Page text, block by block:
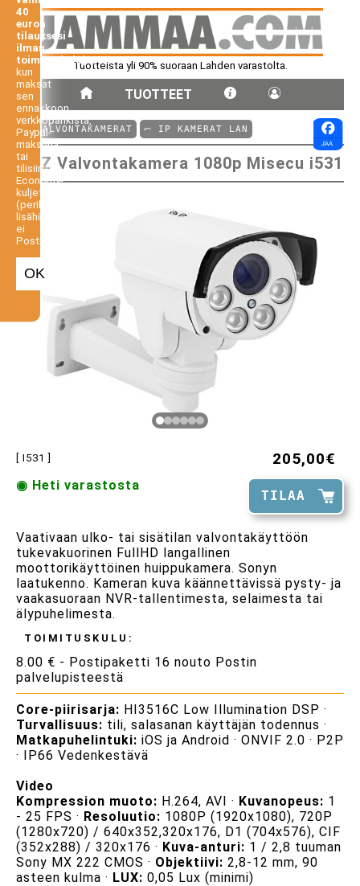
Tuotteista yli 90% suoraan Lahden varastolta.
TUOTTEET
40
euron
tilauksesi
ilman
toimituskuluja,
kun
maksat
sen
ennakkoon
verkkopankista,
Paypal-
maksuna
tai
tilisiirtona.
Economy-
kuljetus
(perilletoimitus
lisähintaan,
ei
Postiennakko).
OK
⤺ VALVONTAKAMERAT ⤺ IP KAMERAT LAN
PTZ Valvontakamera 1080p Misecu i531
[ I531 ] 205,00€
TILAA
◉ Heti varastosta
Vaativaan ulko- tai sisätilan valvontakäyttöön
tukevakuorinen FullHD langallinen
moottorikäyttöinen huippukamera. Sonyn
laatukenno. Kameran kuva käännettävissä pysty- ja
vaakasuoraan NVR-tallentimesta, selaimesta tai
älypuhelimesta.
TOIMITUSKULU:
8.00 € - Postipaketti 16 nouto Postin
palvelupisteestä
Core-piirisarja: HI3516C Low Illumination DSP ·
Turvallisuus: tili, salasanan käyttäjän todennus ·
Matkapuhelintuki: iOS ja Android · ONVIF 2.0 · P2P
· IP66 Vedenkestävä
Video
Kompression muoto: H.264, AVI · Kuvanopeus: 1
- 25 FPS · Resoluutio: 1080P (1920x1080), 720P
(1280x720) / 640x352,320x176, D1 (704x576), CIF
(352x288) / 320x176 · Kuva-anturi: 1 / 2,8 tuuman
Sony MX 222 CMOS · Objektiivi: 2,8-12 mm, 90
asteen kulma · LUX: 0,05 Lux (minimi)